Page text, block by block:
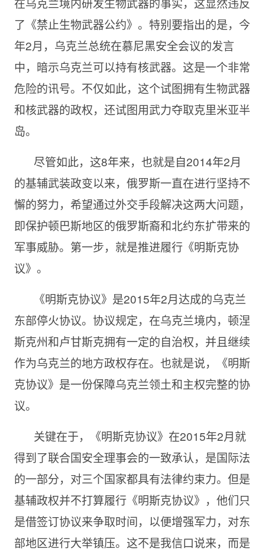
了《禁止生物武器公约》。特别要指出的是，今
年2月，乌克兰总统在慕尼黑安全会议的发言
中，暗示乌克兰可以持有核武器。这是一个非常
危险的讯号。不仅如此，这个试图拥有生物武器
和核武器的政权，还试图用武力夺取克里米亚半
岛。
尽管如此，这8年来，也就是自2014年2月
的基辅武装政变以来，俄罗斯一直在进行坚持不
懈的努力，希望通过外交手段解决这两大问题，
即保护顿巴斯地区的俄罗斯裔和北约东扩带来的
军事威胁。第一步，就是推进履行《明斯克协
议》。
《明斯克协议》是2015年2月达成的乌克兰
东部停火协议。协议规定，在乌克兰境内，顿涅
斯克州和卢甘斯克拥有一定的自治权，并且继续
作为乌克兰的地方政权存在。也就是说，《明斯
克协议》是一份保障乌克兰领土和主权完整的协
议。
关键在于，《明斯克协议》在2015年2月就
得到了联合国安全理事会的一致承认，是国际法
的一部分，对三个国家都具有法律约束力。但是
基辅政权并不打算履行《明斯克协议》，他们只
是借签订协议来争取时间，以便增强军力，对东
部地区进行大举镇压。这不是我信口说来，而是